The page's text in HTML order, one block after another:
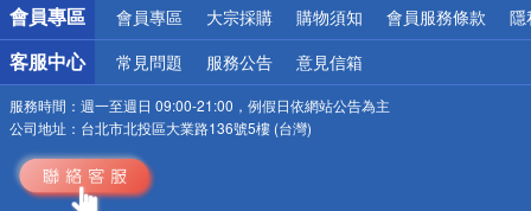
會員專區 會員專區 大宗採購 購物須知 會員服務條款 隱
客服中心 常見問題 服務公告 意見信箱
服務時間： 週一至週日 09:00-21:00，例假日依網站公告為主
公司地址： 台北市北投區大業路136號5樓 (台灣)